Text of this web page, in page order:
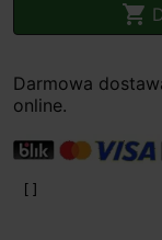

Darmowa
online.